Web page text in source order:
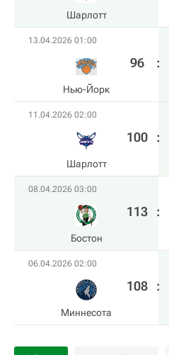
Шарлотт
13.04.2026 01:00
Нью-Йорк
96 :
11.04.2026 02:00
Шарлотт
100 :
08.04.2026 03:00
Бостон
113 :
06.04.2026 02:00
Миннесота
108 :